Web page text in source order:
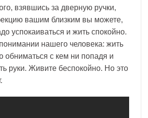
взявшись за дверную ручки,
вашим близким вы можете,
успокаиваться и жить спокойно.
нашего человека: жить
обниматься с кем ни попадя и
руки. Живите беспокойно. Но это